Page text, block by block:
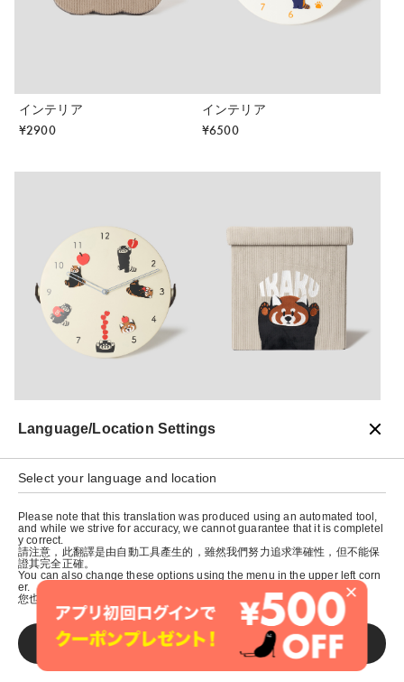
インテリア
¥2900
インテリア
¥6500
×
Language/Location Settings
Select your language and location
Please note that this translation was produced using an automated tool,
and while we strive for accuracy, we cannot guarantee that it is completel
y correct.
請注意，此翻譯是由自動工具產生的，雖然我們努力追求準確性，但不能保
證其完全正確。
You can also change these options using the menu in the upper left corn
er.
您也可以使用左上角的選單來更改這些選項。
SAVE